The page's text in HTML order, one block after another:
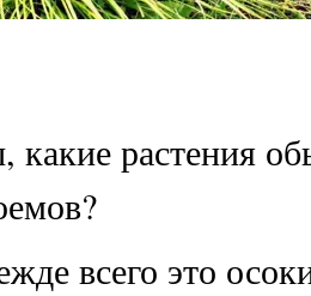
какие растения
всего это